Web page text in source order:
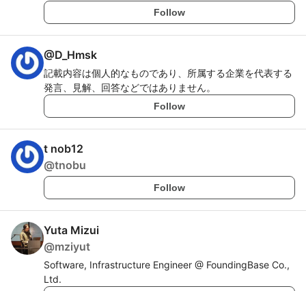
Follow
@D_Hmsk
記載内容は個人的なものであり、所属する企業を代表する
発言、見解、回答などではありません。
Follow
t nob12
@tnobu
Follow
Yuta Mizui
@mziyut
Software, Infrastructure Engineer @ FoundingBase Co.,
Ltd.